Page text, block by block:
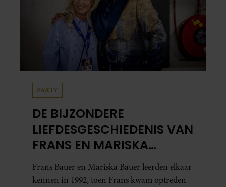
PARTY
DE BIJZONDERE
LIEFDESGESCHIEDENIS VAN
FRANS EN MARISKA
BAUER: OOK IN BED
ELKAARS EERSTE
Frans Bauer en Mariska Bauer leerden elkaar
kennen in 1992, toen Frans kwam optreden